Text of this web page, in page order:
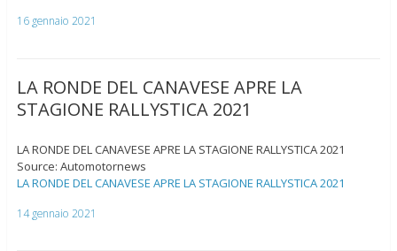
16 gennaio 2021
LA RONDE DEL CANAVESE APRE LA
STAGIONE RALLYSTICA 2021
LA RONDE DEL CANAVESE APRE LA STAGIONE RALLYSTICA 2021
Source: Automotornews
LA RONDE DEL CANAVESE APRE LA STAGIONE RALLYSTICA 2021
14 gennaio 2021